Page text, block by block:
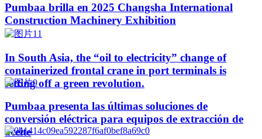
Pumbaa brilla en 2025 Changsha International
Construction Machinery Exhibition
In South Asia, the “oil to electricity” change of
containerized frontal crane in port terminals is
setting off a green revolution.
Pumbaa presenta las últimas soluciones de
conversión eléctrica para equipos de extracción de
aceite